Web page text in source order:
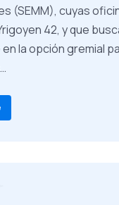
(SEMM), cuyas
42, y que
la opción gremial